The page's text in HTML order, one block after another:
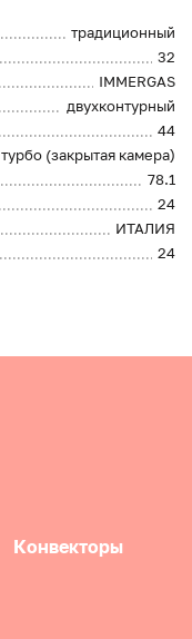
традиционный
32
IMMERGAS
двухконтурный
44
турбо (закрытая камера)
78.1
24
ИТАЛИЯ
24
Конвекторы